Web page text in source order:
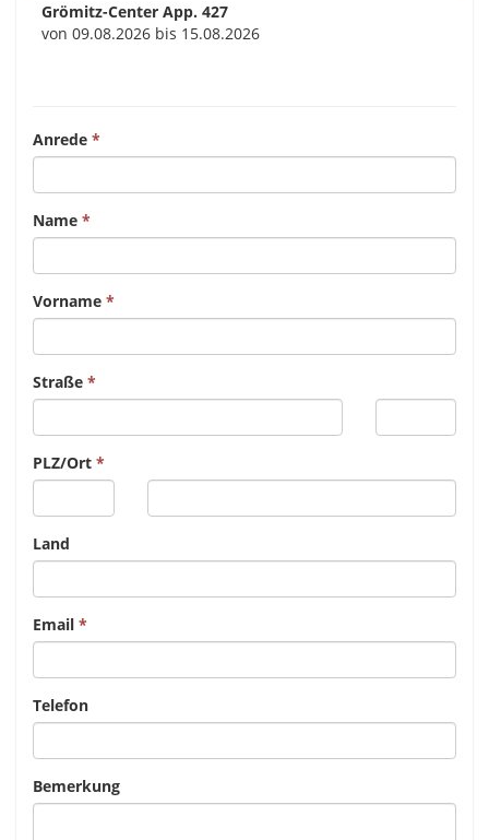
Grömitz-Center App. 427
von 09.08.2026 bis 15.08.2026
Anrede
Name
Vorname
Straße
PLZ/Ort
Land
Email
Telefon
Bemerkung